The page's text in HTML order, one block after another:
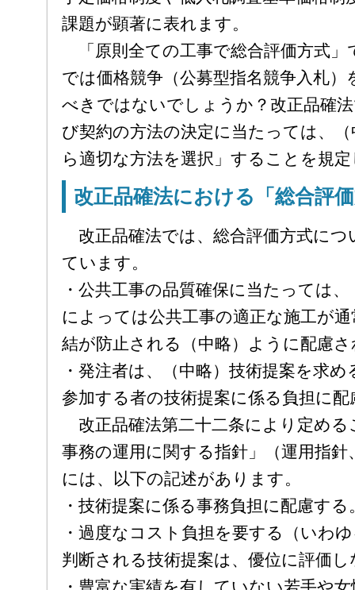
課題が顕著に表れます。
「原則全ての工事で総合評価方式」
では価格競争（公募型指名競争入札
べきではないでしょうか？改正品確
び契約の方法の決定に当たっては、
ら適切な方法を選択」することを規
改正品確法における「総合評
改正品確法では、総合評価方式につ
ています。
・公共工事の品質確保に当たっては
によっては公共工事の適正な施工が
結が防止される（中略）ように配慮
・発注者は、（中略）技術提案を求
参加する者の技術提案に係る負担に
改正品確法第二十二条により定める
事務の運用に関する指針」（運用指針
には、以下の記述があります。
・技術提案に係る事務負担に配慮する
・過度なコスト負担を要する（いわ
判断される技術提案は、優位に評価し